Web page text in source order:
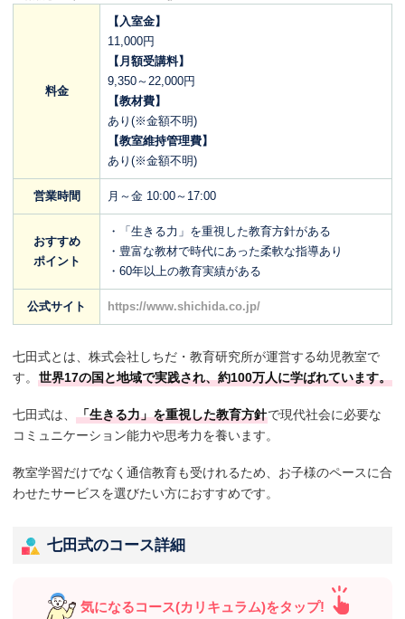
料金
【入室金】
11,000円
【月額受講料】
9,350～22,000円
【教材費】
あり(※金額不明)
【教室維持管理費】
あり(※金額不明)
営業時間 月～金 10:00～17:00
おすすめ
ポイント
・「生きる力」を重視した教育方針がある
・豊富な教材で時代にあった柔軟な指導あり
・60年以上の教育実績がある
公式サイト https://www.shichida.co.jp/
七田式とは、株式会社しちだ・教育研究所が運営する幼児教室で
す。 世界17の国と地域で実践され、約100万人に学ばれています。
七田式は、 「生きる力」を重視した教育方針で現代社会に必要な
コミュニケーション能力や思考力を養います。
教室学習だけでなく通信教育も受けれるため、お子様のペースに合
わせたサービスを選びたい方におすすめです。
七田式のコース詳細
気になるコース(カリキュラム)をタップ!